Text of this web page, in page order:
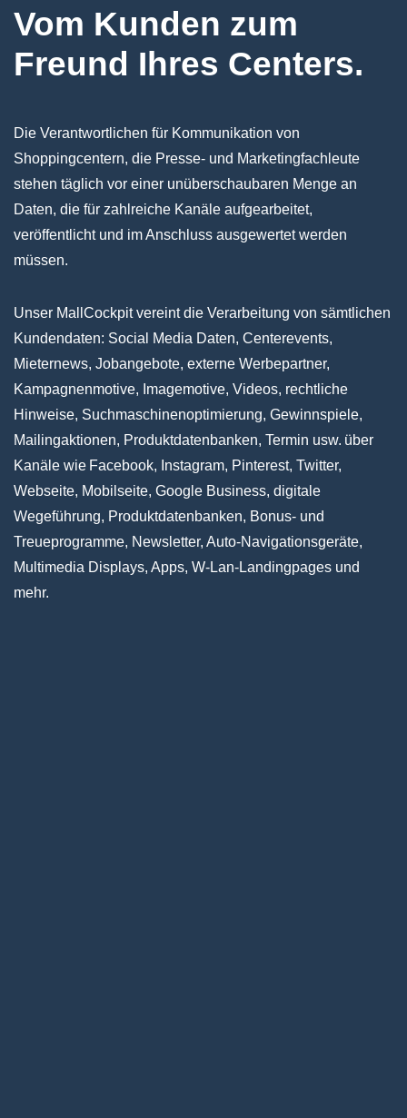
Vom Kunden zum
Freund Ihres Centers.
Die Verantwortlichen für Kommunikation von
Shoppingcentern, die Presse- und Marketingfachleute
stehen täglich vor einer unüberschaubaren Menge an
Daten, die für zahlreiche Kanäle aufgearbeitet,
veröffentlicht und im Anschluss ausgewertet werden
müssen.
Unser MallCockpit vereint die Verarbeitung von sämtlichen
Kundendaten: Social Media Daten, Centerevents,
Mieternews, Jobangebote, externe Werbepartner,
Kampagnenmotive, Imagemotive, Videos, rechtliche
Hinweise, Suchmaschinenoptimierung, Gewinnspiele,
Mailingaktionen, Produktdatenbanken, Termin usw. über
Kanäle wie Facebook, Instagram, Pinterest, Twitter,
Webseite, Mobilseite, Google Business, digitale
Wegeführung, Produktdatenbanken, Bonus- und
Treueprogramme, Newsletter, Auto-Navigationsgeräte,
Multimedia Displays, Apps, W-Lan-Landingpages und
mehr.